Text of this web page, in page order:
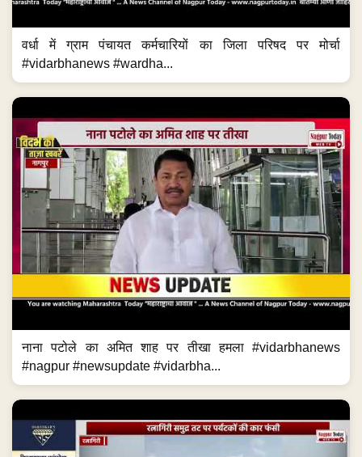
वर्धा में ग्राम पंचायत कर्मचारियों का जिला परिषद पर मोर्चा
#vidarbhanews #wardha...
नाना पटोले का अमित शाह पर तीखा हमला #vidarbhanews
#nagpur #newsupdate #vidarbha...